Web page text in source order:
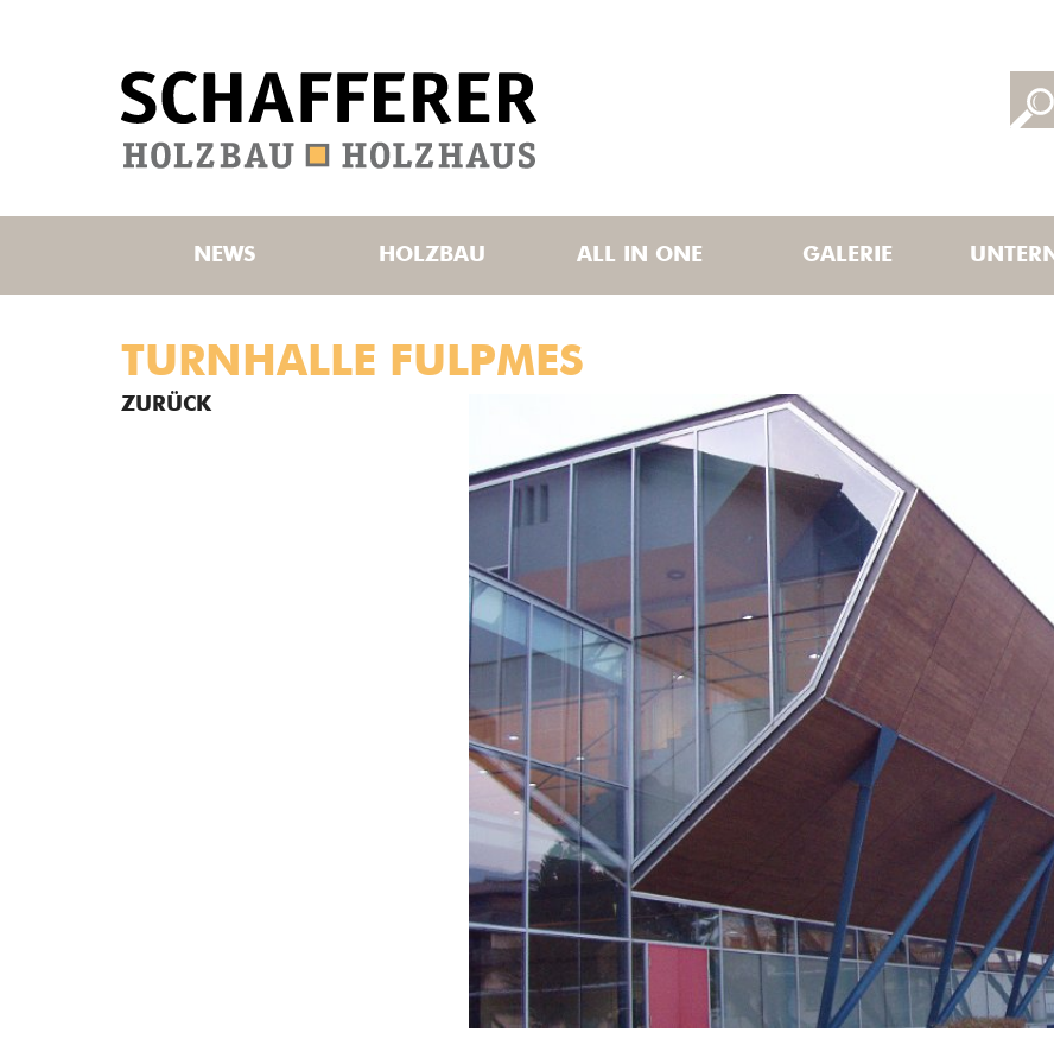
NEWS HOLZBAU ALL IN ONE GALERIE
TURNHALLE FULPMES
ZURÜCK